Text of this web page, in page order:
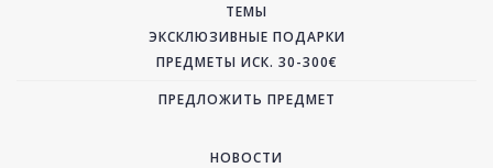
ТЕМЫ
ЭКСКЛЮЗИВНЫЕ ПОДАРКИ
ПРЕДМЕТЫ ИСК. 30-300€
ПРЕДЛОЖИТЬ ПРЕДМЕТ
НОВОСТИ